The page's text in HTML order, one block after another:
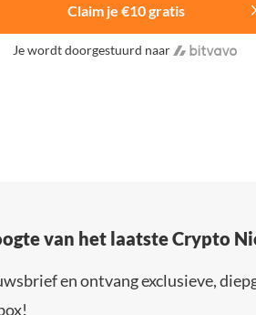
Claim je €10 gratis
Je wordt doorgestuurd naar
van het laatste Crypto
en ontvang exclusieve,